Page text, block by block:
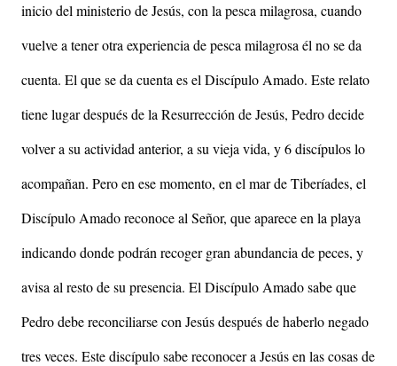
inicio del ministerio de Jesús, con la pesca milagrosa, cuando
vuelve a tener otra experiencia de pesca milagrosa él no se da
cuenta. El que se da cuenta es el Discípulo Amado. Este relato
tiene lugar después de la Resurrección de Jesús, Pedro decide
volver a su actividad anterior, a su vieja vida, y 6 discípulos lo
acompañan. Pero en ese momento, en el mar de Tiberíades, el
Discípulo Amado reconoce al Señor, que aparece en la playa
indicando donde podrán recoger gran abundancia de peces, y
avisa al resto de su presencia. El Discípulo Amado sabe que
Pedro debe reconciliarse con Jesús después de haberlo negado
tres veces. Este discípulo sabe reconocer a Jesús en las cosas de